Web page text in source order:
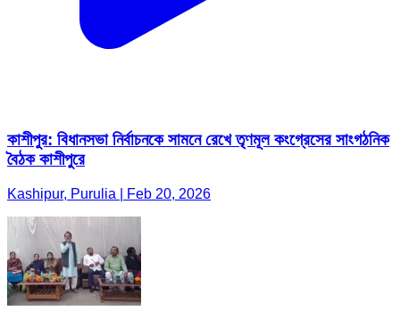
কাশীপুর: বিধানসভা নির্বাচনকে সামনে রেখে তৃণমূল কংগ্রেসের সাংগঠনিক
বৈঠক কাশীপুরে
Kashipur, Purulia | Feb 20, 2026